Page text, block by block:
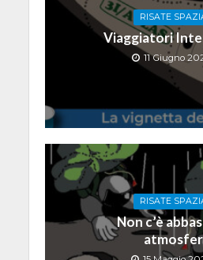
RISATE
Viaggiatori
11 Giugno
RISATE
Non c’è